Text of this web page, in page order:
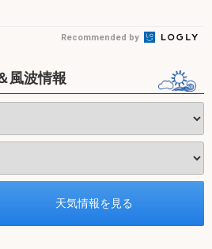
Recommended by
風波情報